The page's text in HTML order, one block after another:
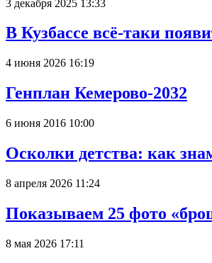
3 декабря 2025 13:33
В Кузбассе всё-таки
4 июня 2026 16:19
Генплан Кемерово-2032
6 июня 2016 10:00
Осколки детства: как
8 апреля 2026 11:24
Показываем 25 фото
8 мая 2026 17:11